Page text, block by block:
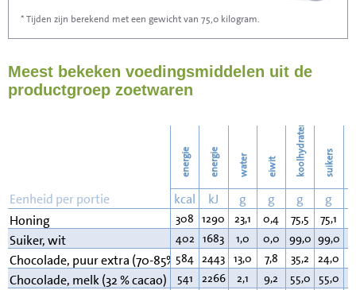
Stofzuigen
Strijken
0
* Tijden zijn berekend met een gewicht van 75,0 kilogram.
Meest bekeken voedingsmiddelen uit de
productgroep zoetwaren
energie energie water eiwit koolhydraten suikers
Eenheid per portie kcal kJ g g g g
Honing
308 1290 23,1 0,4 75,5 75,1
Suiker, wit 402 1683 1,0 0,0 99,0 99,0
Chocolade, puur extra (70-85% cacao)
584 2443 13,0 7,8 35,2 24,0
Chocolade, melk (32 % cacao) 541 2266 2,1 9,2 55,0 55,0